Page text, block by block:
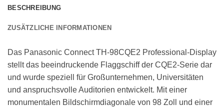
BESCHREIBUNG
ZUSÄTZLICHE INFORMATIONEN
Das Panasonic Connect TH-98CQE2 Professional-Display
stellt das beeindruckende Flaggschiff der CQE2-Serie dar
und wurde speziell für Großunternehmen, Universitäten
und anspruchsvolle Auditorien entwickelt. Mit einer
monumentalen Bildschirmdiagonale von 98 Zoll und einer